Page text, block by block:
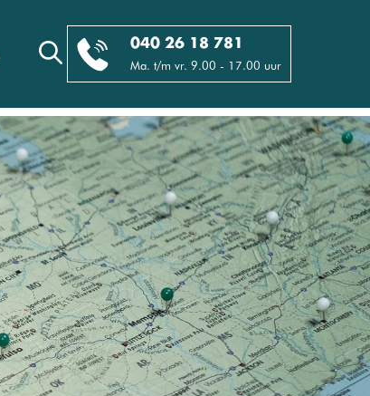
040 26 18 781
Ma. t/m vr. 9.00 - 17.00 uur